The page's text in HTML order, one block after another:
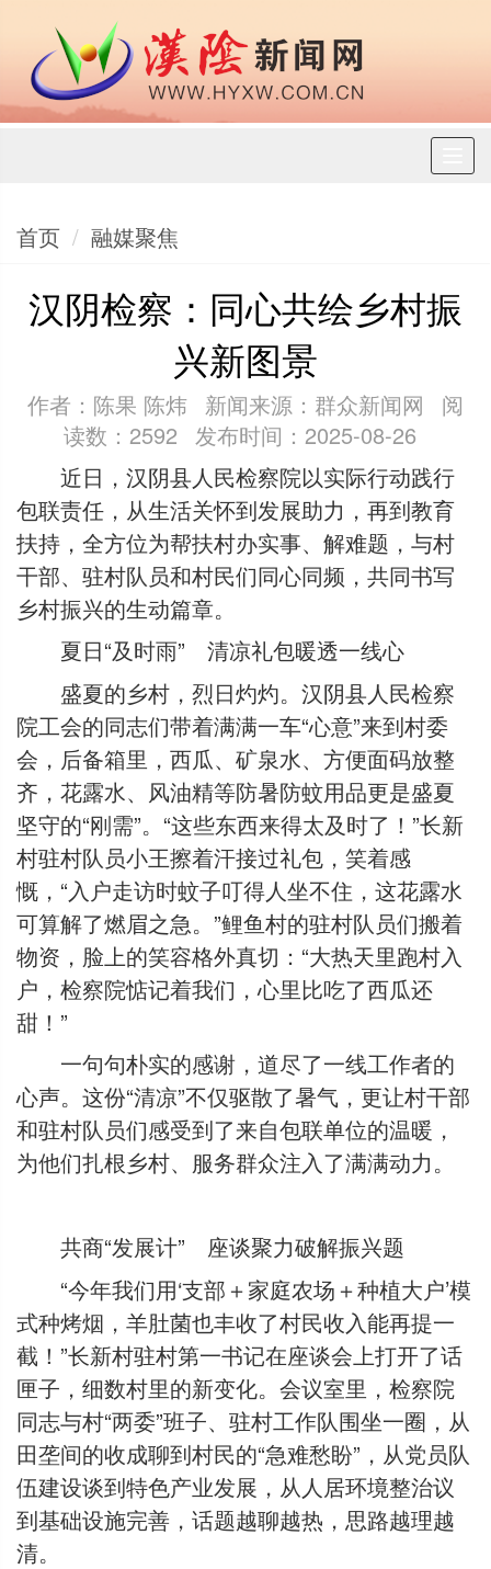
首页 融媒聚焦
汉阴检察：同心共绘乡村振
兴新图景
作者：陈果 陈炜 新闻来源：群众新闻网
阅
读数：2592 发布时间：2025-08-26
近日，汉阴县人民检察院以实际行动践行
包联责任，从生活关怀到发展助力，再到教育
扶持，全方位为帮扶村办实事、解难题，与村
干部、驻村队员和村民们同心同频，共同书写
乡村振兴的生动篇章。
夏日“及时雨” 清凉礼包暖透一线心
盛夏的乡村，烈日灼灼。汉阴县人民检察
院工会的同志们带着满满一车“心意”来到村委
会，后备箱里，西瓜、矿泉水、方便面码放整
齐，花露水、风油精等防暑防蚊用品更是盛夏
坚守的“刚需”。“这些东西来得太及时了！”长新
村驻村队员小王擦着汗接过礼包，笑着感
慨，“入户走访时蚊子叮得人坐不住，这花露水
可算解了燃眉之急。”鲤鱼村的驻村队员们搬着
物资，脸上的笑容格外真切：“大热天里跑村入
户，检察院惦记着我们，心里比吃了西瓜还
甜！”
一句句朴实的感谢，道尽了一线工作者的
心声。这份“清凉”不仅驱散了暑气，更让村干部
和驻村队员们感受到了来自包联单位的温暖，
为他们扎根乡村、服务群众注入了满满动力。
共商“发展计” 座谈聚力破解振兴题
“今年我们用‘支部＋家庭农场＋种植大户’模
式种烤烟，羊肚菌也丰收了村民收入能再提一
截！”长新村驻村第一书记在座谈会上打开了话
匣子，细数村里的新变化。会议室里，检察院
同志与村“两委”班子、驻村工作队围坐一圈，从
田垄间的收成聊到村民的“急难愁盼”，从党员队
伍建设谈到特色产业发展，从人居环境整治议
到基础设施完善，话题越聊越热，思路越理越
清。